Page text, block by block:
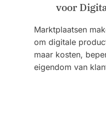
voor
Marktplaatsen
om digitale
maar kosten,
eigendom van